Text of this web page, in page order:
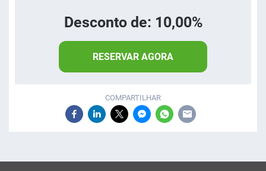
Desconto de: 10,00%
RESERVAR AGORA
COMPARTILHAR